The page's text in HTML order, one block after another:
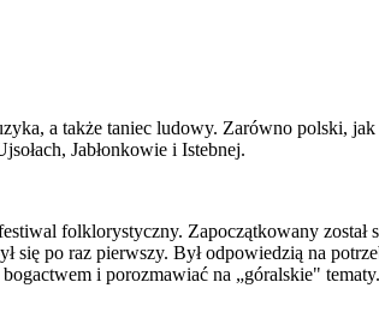
a także taniec ludowy. Zarówno polski,
Jabłonkowie i Istebnej.
folklorystyczny. Zapoczątkowany został
po raz pierwszy. Był odpowiedzią na
i porozmawiać na „góralskie"